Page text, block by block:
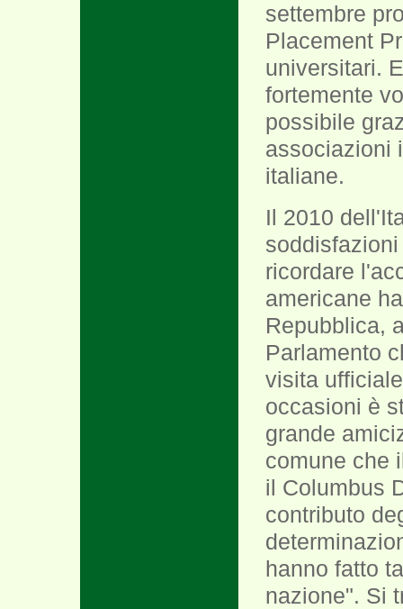
settembre
Placement
universitari.
fortemente
possibile
associazioni
italiane.
Il 2010
ricordare
americane
Repubblica,
Parlamento
visita
occasioni è
grande
comune che
il Columbus
contributo
hanno fatto
nazione". Si